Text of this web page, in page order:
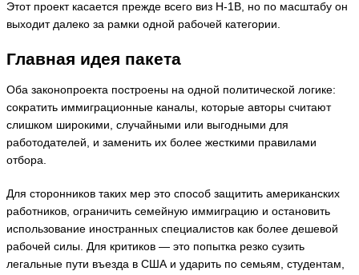
Этот проект касается прежде всего виз H-1B, но по масштабу он
выходит далеко за рамки одной рабочей категории.
Главная идея пакета
Оба законопроекта построены на одной политической логике:
сократить иммиграционные каналы, которые авторы считают
слишком широкими, случайными или выгодными для
работодателей, и заменить их более жесткими правилами
отбора.
Для сторонников таких мер это способ защитить американских
работников, ограничить семейную иммиграцию и остановить
использование иностранных специалистов как более дешевой
рабочей силы. Для критиков — это попытка резко сузить
легальные пути въезда в США и ударить по семьям, студентам,